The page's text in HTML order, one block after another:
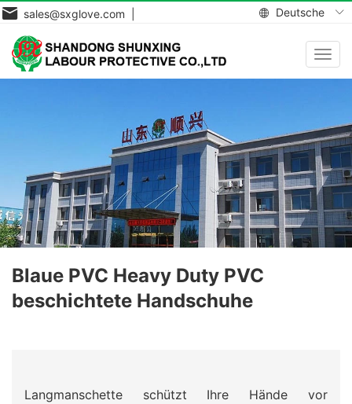
Deutsche
sales@sxglove.com |
Blaue PVC Heavy Duty PVC
beschichtete Handschuhe
Langmanschette schützt Ihre Hände vor